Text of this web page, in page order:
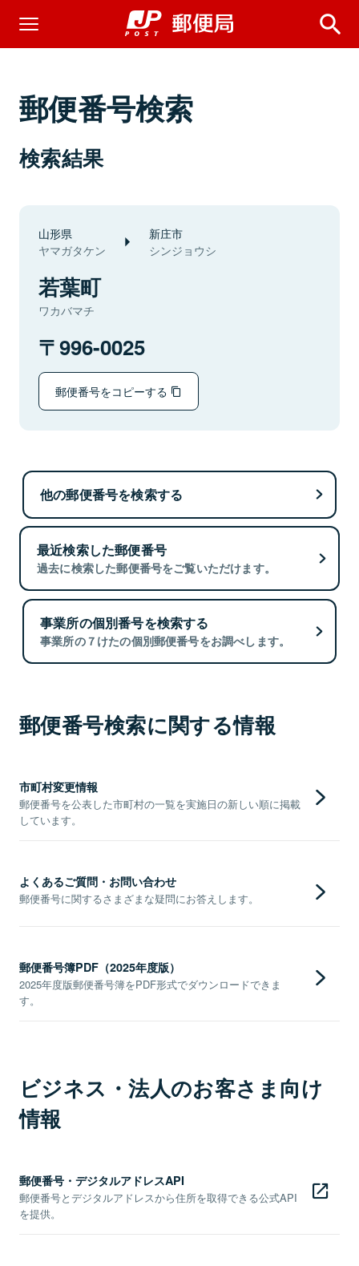
郵便番号検索
検索結果
山形県
ヤマガタケン
新庄市
シンジョウシ
若葉町
ワカバマチ
996-0025
郵便番号をコピーする
他の郵便番号を検索する
最近検索した郵便番号
過去に検索した郵便番号をご覧いただけます。
事業所の個別番号を検索する
事業所の７けたの個別郵便番号をお調べします。
郵便番号検索に関する情報
市町村変更情報
郵便番号を公表した市町村の一覧を実施日の新しい順に掲載
しています。
よくあるご質問・お問い合わせ
郵便番号に関するさまざまな疑問にお答えします。
郵便番号簿PDF（2025年度版）
2025年度版郵便番号簿をPDF形式でダウンロードできま
す。
ビジネス・法人のお客さま向け
情報
郵便番号・デジタルアドレスAPI
郵便番号とデジタルアドレスから住所を取得できる公式API
を提供。